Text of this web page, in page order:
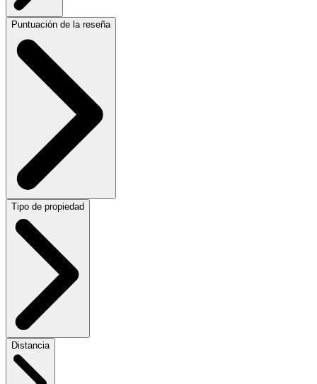
Puntuación de la reseña
Tipo de propiedad
Distancia